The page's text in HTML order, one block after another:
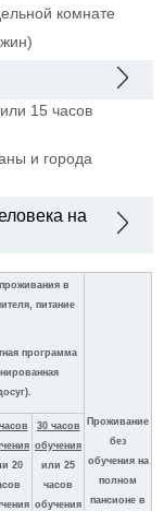
комнате
15 часов
и города
на
в
питание
программа
Проживание
без
обучения на
полном
пансионе в
20
30 часов
обучения
или 25
часов
обучения